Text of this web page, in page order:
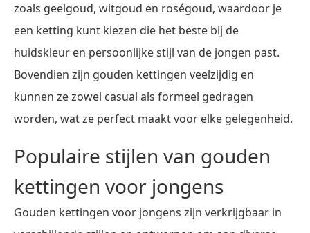
zoals geelgoud, witgoud en roségoud, waardoor je
een ketting kunt kiezen die het beste bij de
huidskleur en persoonlijke stijl van de jongen past.
Bovendien zijn gouden kettingen veelzijdig en
kunnen ze zowel casual als formeel gedragen
worden, wat ze perfect maakt voor elke gelegenheid.
Populaire stijlen van gouden
kettingen voor jongens
Gouden kettingen voor jongens zijn verkrijgbaar in